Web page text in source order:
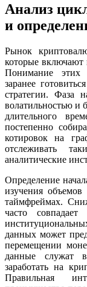
Анализ
и
Рынок
которые включают
Понимание этих
заранее
стратегии. Фаза
волатильностью и
длительного
постепенно
котировок на
отслеживать
аналитические
Определение
изучения
таймфреймах.
часто
данных может
перемещении
данные служат
заработать на
Правильная